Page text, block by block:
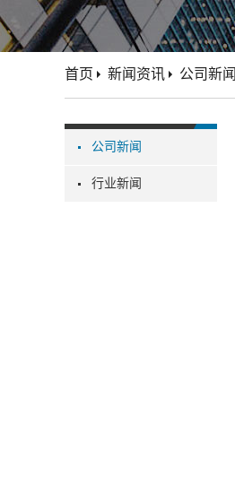
公司新闻
行业新闻
首页 新闻资讯 公司新闻